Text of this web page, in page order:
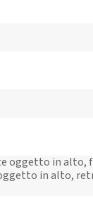
oggetto in alto,
in alto,